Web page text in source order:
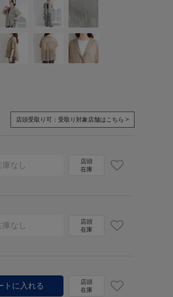
店頭受取り可： 受取り対象店舗はこちら >
庫なし
店頭
在庫
庫なし
店頭
在庫
店頭
在庫